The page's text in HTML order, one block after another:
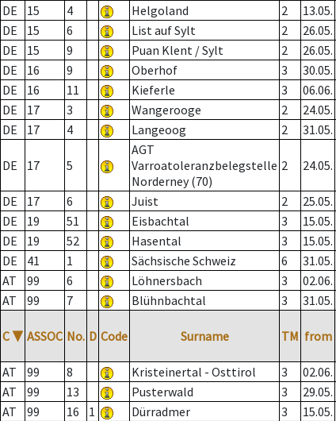
DE
15 4 Helgoland 2 13.05.
DE
15 6 List auf Sylt 2 26.05.
DE
15 9 Puan Klent / Sylt 2 26.05.
DE
16 9 Oberhof 3 30.05.
DE
16 11 Kieferle 3 06.06.
DE
17 3 Wangerooge 2 24.05.
DE
17 4 Langeoog 2 31.05.
DE 17 5
AGT
Varroatoleranzbelegstelle
Norderney (70)
2 24.05.
DE 17 6 Juist 2 25.05.
DE
19 51 Eisbachtal 3 15.05.
DE
19 52 Hasental 3 15.05.
DE
41 1 Sächsische Schweiz 6 31.05.
AT
99 6 Löhnersbach 3 02.06.
AT
99 7 Blühnbachtal 3 31.05.
C ▼ ASSOC No. D Code Surname TM from
AT
99 8 Kristeinertal - Osttirol 3 02.06.
AT
99 13 Pusterwald 3 29.05.
AT
99 16 1 Dürradmer 3 15.05.